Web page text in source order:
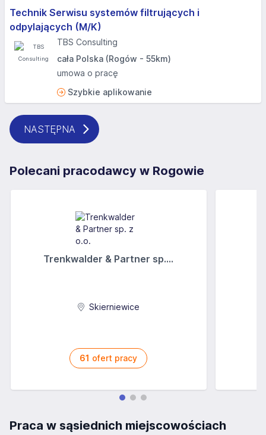
Technik Serwisu systemów filtrujących i
odpylających (M/K)
TBS Consulting
cała Polska (Rogów - 55km)
umowa o pracę
Szybkie aplikowanie
NASTĘPNA
Polecani pracodawcy w Rogowie
Trenkwalder & Partner sp....
Skierniewice
61 ofert pracy
Praca w sąsiednich miejscowościach